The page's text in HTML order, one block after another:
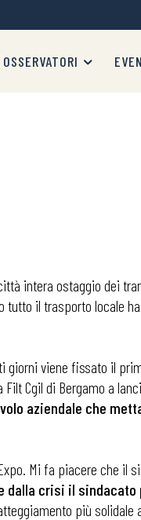
OSSERVATORI
intera ostaggio dei
tutto il trasporto locale
giorni viene fissato il
Cgil di Bergamo a
aziendale che
Mi fa piacere che il
dalla crisi il sindacato
più solidale